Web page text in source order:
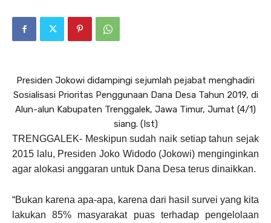
Presiden Jokowi didampingi sejumlah pejabat menghadiri
Sosialisasi Prioritas Penggunaan Dana Desa Tahun 2019, di
Alun-alun Kabupaten Trenggalek, Jawa Timur, Jumat (4/1)
siang. (Ist)
TRENGGALEK- Meskipun sudah naik setiap tahun sejak
2015 lalu, Presiden Joko Widodo (Jokowi) menginginkan
agar alokasi anggaran untuk Dana Desa terus dinaikkan.
“Bukan karena apa-apa, karena dari hasil survei yang kita
lakukan 85% masyarakat puas terhadap pengelolaan